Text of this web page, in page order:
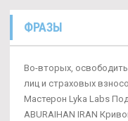
ФРАЗЫ
Во-вторых,
лиц и страховых
Мастерон Lyka Labs
ABURAIHAN IRAN